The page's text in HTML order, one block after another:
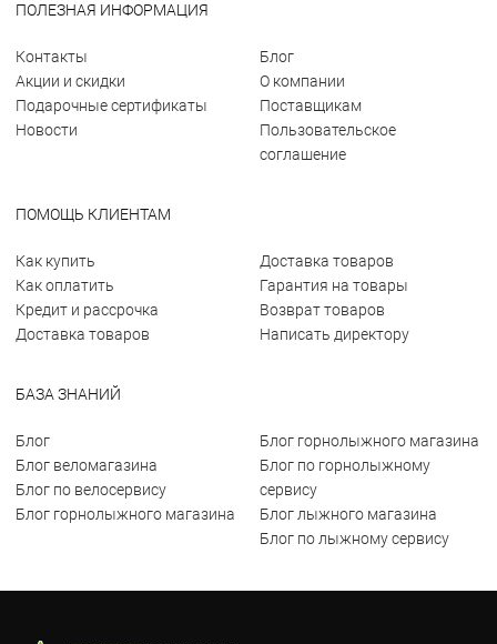
ПОЛЕЗНАЯ ИНФОРМАЦИЯ
Контакты
Акции и скидки
Подарочные сертификаты
Новости
Блог
О компании
Поставщикам
Пользовательское
соглашение
ПОМОЩЬ КЛИЕНТАМ
Как купить
Как оплатить
Кредит и рассрочка
Доставка товаров
Доставка товаров
Гарантия на товары
Возврат товаров
Написать директору
БАЗА ЗНАНИЙ
Блог
Блог веломагазина
Блог по велосервису
Блог горнолыжного магазина
Блог горнолыжного магазина
Блог по горнолыжному
сервису
Блог лыжного магазина
Блог по лыжному сервису